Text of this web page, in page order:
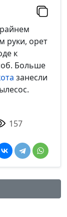
руки, орет
к
Больше
занесли
157